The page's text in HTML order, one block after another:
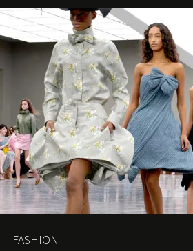
團市值一日蒸發 30 億美元，大眾擔
會忽略品牌的美學基礎，最後變成三
的首作所造成的話題及關注度，我們
簡單，一個嶄新的 Gucci 時代已經展
FASHION